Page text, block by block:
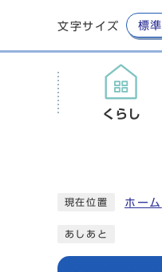
文字サイズ 標準
くらし
現在位置 ホーム
あしあと